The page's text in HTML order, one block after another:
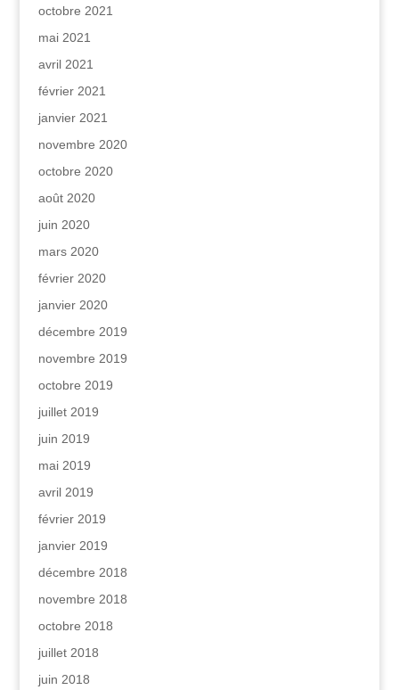
octobre 2021
mai 2021
avril 2021
février 2021
janvier 2021
novembre 2020
octobre 2020
août 2020
juin 2020
mars 2020
février 2020
janvier 2020
décembre 2019
novembre 2019
octobre 2019
juillet 2019
juin 2019
mai 2019
avril 2019
février 2019
janvier 2019
décembre 2018
novembre 2018
octobre 2018
juillet 2018
juin 2018